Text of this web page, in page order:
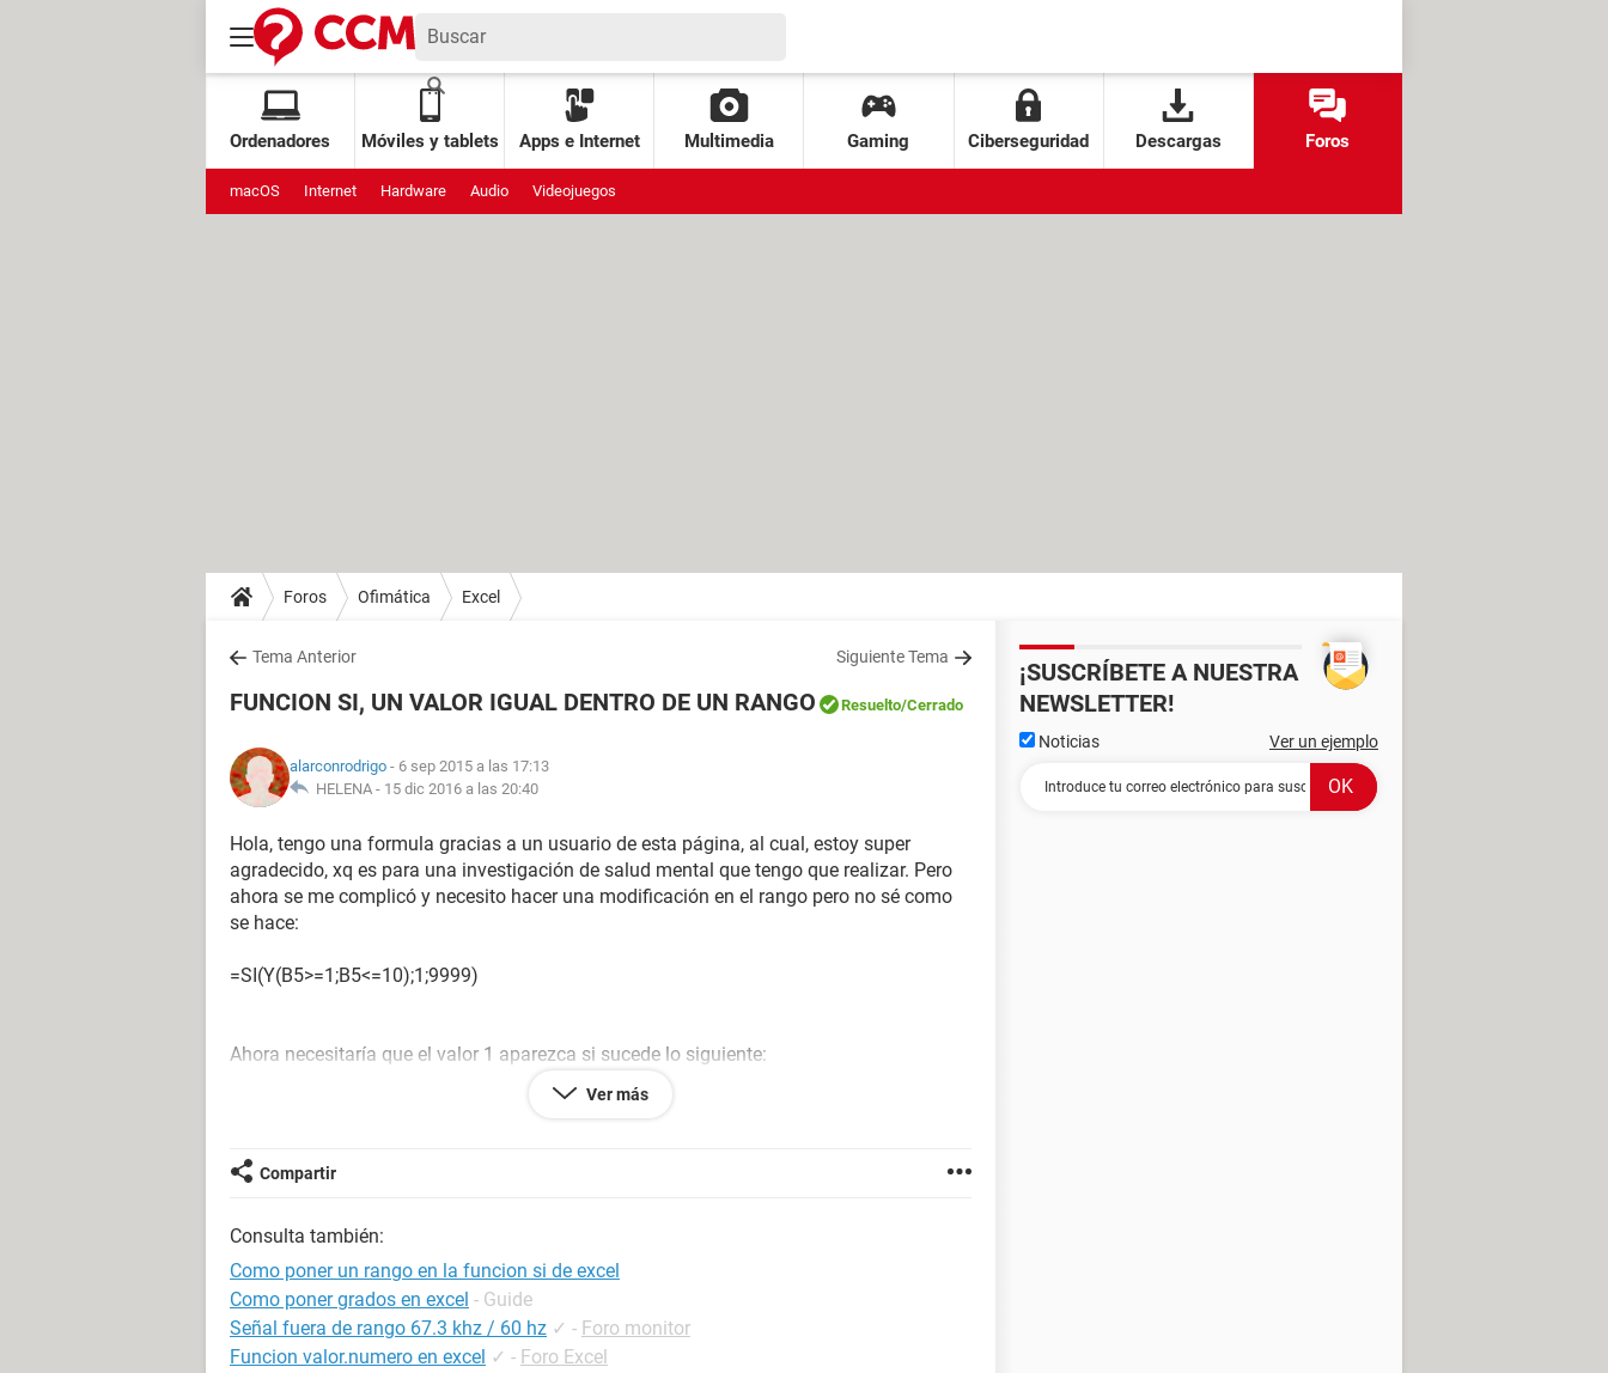
Ordenadores Móviles y tablets Apps e Internet Multimedia Gaming Ciberseguridad Descargas Foros
macOS Internet Hardware Audio Videojuegos
Foros Ofimática Excel
Tema Anterior Siguiente Tema
FUNCION SI, UN VALOR IGUAL DENTRO DE UN RANGO Resuelto/Cerrado
alarconrodrigo - 6 sep 2015 a las 17:13
HELENA - 15 dic 2016 a las 20:40
Hola, tengo una formula gracias a un usuario de esta página, al cual, estoy super
agradecido, xq es para una investigación de salud mental que tengo que realizar. Pero
ahora se me complicó y necesito hacer una modificación en el rango pero no sé como
se hace:
=SI(Y(B5>=1;B5<=10);1;9999)
Ahora necesitaría que el valor 1 aparezca si sucede lo siguiente:
de esos valores que se ponga 1.
Desde ya, muchas gracias
Saludos
Ver más
Compartir
Consulta también:
Como poner un rango en la funcion si de excel
Como poner grados en excel - Guide
Señal fuera de rango 67.3 khz / 60 hz ✓ - Foro monitor
Funcion valor.numero en excel ✓ - Foro Excel
¡SUSCRÍBETE A NUESTRA
NEWSLETTER!
Noticias Ver un ejemplo